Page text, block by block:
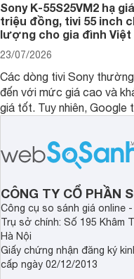
Sony K-55S25VM2 hạ
triệu đồng, tivi 55 inch
lượng cho gia đình Việt
23/07/2026
Các dòng tivi Sony
đến với mức giá cao và
giá tốt. Tuy nhiên, Google
hợp đáng chú ý khi có mức
tiếp cận hơn dù mới ra mắt
CÔNG TY CỔ PHẦN
Công cụ so sánh giá online
Trụ sở chính: Số 195 Khâm
Hà Nội
Giấy chứng nhận đăng ký
cấp ngày 02/12/2013